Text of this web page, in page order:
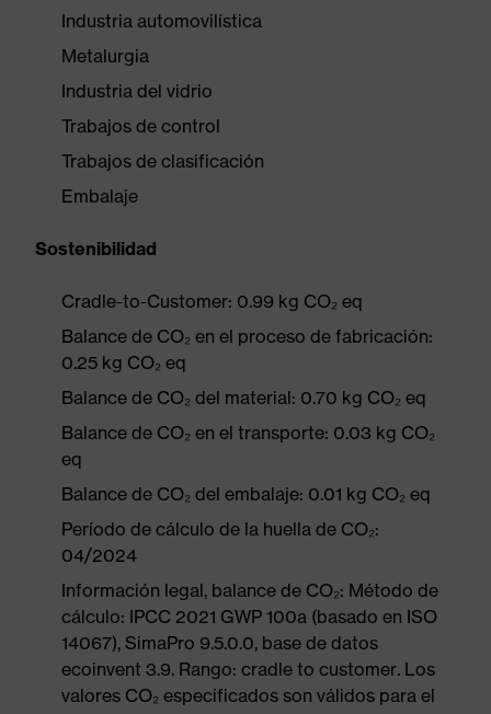
Industria automovilística
Metalurgia
Industria del vidrio
Trabajos de control
Trabajos de clasificación
Embalaje
Sostenibilidad
Cradle-to-Customer: 0.99 kg CO₂ eq
Balance de CO₂ en el proceso de fabricación:
0.25 kg CO₂ eq
Balance de CO₂ del material: 0.70 kg CO₂ eq
Balance de CO₂ en el transporte: 0.03 kg CO₂
eq
Balance de CO₂ del embalaje: 0.01 kg CO₂ eq
Período de cálculo de la huella de CO₂:
04/2024
Información legal, balance de CO₂: Método de
cálculo: IPCC 2021 GWP 100a (basado en ISO
14067), SimaPro 9.5.0.0, base de datos
ecoinvent 3.9. Rango: cradle to customer. Los
valores CO₂ especificados son válidos para el